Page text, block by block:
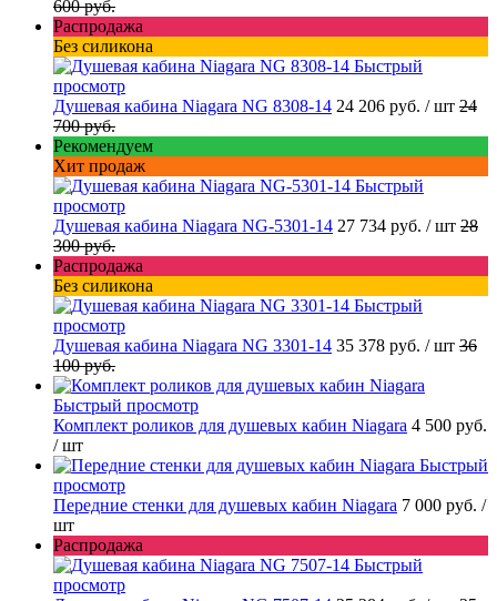
600 руб.
Распродажа
Без силикона
Быстрый
просмотр
Душевая кабина Niagara NG 8308-14 24 206 руб. / шт 24
700 руб.
Рекомендуем
Хит продаж
Быстрый
просмотр
Душевая кабина Niagara NG-5301-14 27 734 руб. / шт 28
300 руб.
Распродажа
Без силикона
Быстрый
просмотр
Душевая кабина Niagara NG 3301-14 35 378 руб. / шт 36
100 руб.
Быстрый просмотр
Комплект роликов для душевых кабин Niagara 4 500 руб.
/ шт
Быстрый
просмотр
Передние стенки для душевых кабин Niagara 7 000 руб. /
шт
Распродажа
Быстрый
просмотр